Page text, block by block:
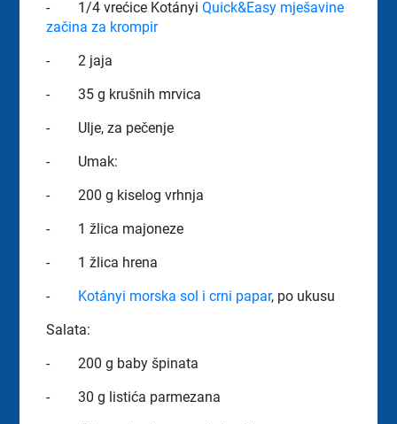
-
1/4 vrećice KotányiQuick&Easy mješavine
začina za krompir
-
2 jaja
-
35 g krušnih mrvica
-
Ulje, za pečenje
-
Umak:
-
200 g kiselog vrhnja
-
1 žlica majoneze
-
1 žlica hrena
-
Kotányi morska sol i crni papar, po ukusu
Salata:
-
200 g baby špinata
-
30 g listića parmezana